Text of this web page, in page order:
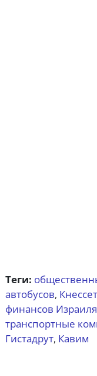
Теги:
автобусов, Кнессет
финансов Израиля
транспортные
Гистадрут, Кавим